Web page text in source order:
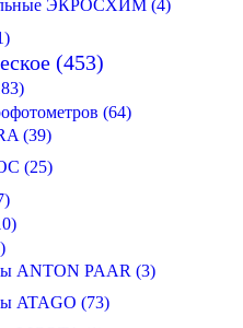
ЭКРОСХИМ (4)
(453)
(64)
(39)
(25)
ANTON PAAR (3)
ATAGO (73)